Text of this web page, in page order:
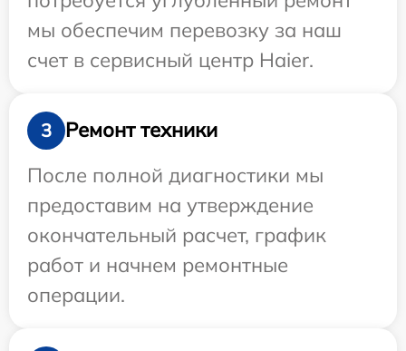
мы обеспечим перевозку за наш
счет в сервисный центр Haier.
3
Ремонт техники
После полной диагностики мы
предоставим на утверждение
окончательный расчет, график
работ и начнем ремонтные
операции.